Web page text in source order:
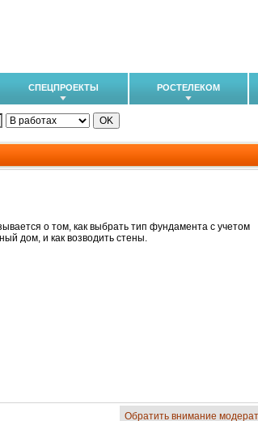
СПЕЦПРОЕКТЫ РОСТЕЛЕКОМ
о том, как выбрать тип фундамента с учетом
дом, и как возводить стены.
Обратить внимание